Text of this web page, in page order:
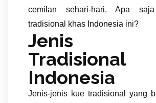
cemilan sehari-hari. Apa
tradisional khas Indonesia ini?
Jenis
Tradisional
Indonesia
Jenis-jenis kue tradisional yang